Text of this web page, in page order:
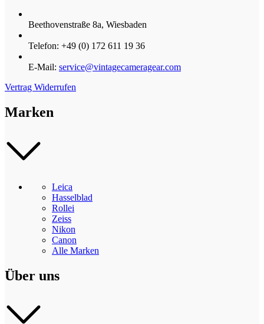
Beethovenstraße 8a, Wiesbaden
Telefon: +49 (0) 172 611 19 36
E-Mail: service@vintagecameragear.com
Vertrag Widerrufen
Marken
Leica
Hasselblad
Rollei
Zeiss
Nikon
Canon
Alle Marken
Über uns